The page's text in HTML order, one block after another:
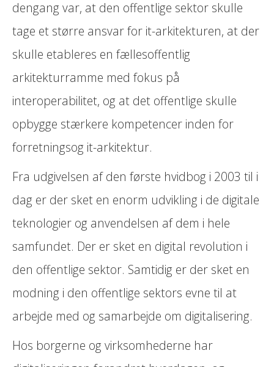
dengang var, at den offentlige sektor skulle
tage et større ansvar for it-arkitekturen, at der
skulle etableres en fællesoffentlig
arkitekturramme med fokus på
interoperabilitet, og at det offentlige skulle
opbygge stærkere kompetencer inden for
forretningsog it-arkitektur.
Fra udgivelsen af den første hvidbog i 2003 til i
dag er der sket en enorm udvikling i de digitale
teknologier og anvendelsen af dem i hele
samfundet. Der er sket en digital revolution i
den offentlige sektor. Samtidig er der sket en
modning i den offentlige sektors evne til at
arbejde med og samarbejde om digitalisering.
Hos borgerne og virksomhederne har